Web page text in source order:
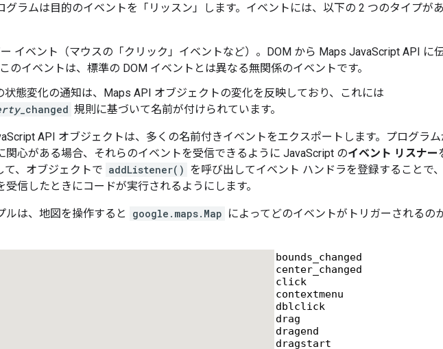
グラムは目的のイベントを「リッスン」します。 イベントには、以下の 2 つのタイプが
イベント（マウスの「クリック」イベントなど）。DOM から Maps JavaScript API に
のイベントは、標準の DOM イベントとは異なる無関係のイベントです。
状態変化の通知は、Maps API オブジェクトの変化を反映しており、これには
_changed 規則に基づいて名前が付けられています。
API オブジェクトは、多くの名前付きイベントをエクスポートします。プログラ
関心がある場合、それらのイベントを受信できるように JavaScript のイベント リスナー
て、オブジェクトで addListener() を呼び出してイベント ハンドラを登録することで
受信したときにコードが実行されるようにします。
ルは、地図を操作すると google.maps.Map によってどのイベントがトリガーされるの